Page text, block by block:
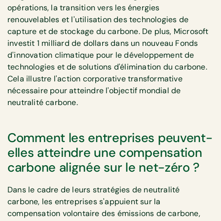
opérations, la transition vers les énergies
renouvelables et l'utilisation des technologies de
capture et de stockage du carbone. De plus, Microsoft
investit 1 milliard de dollars dans un nouveau Fonds
d'innovation climatique pour le développement de
technologies et de solutions d'élimination du carbone.
Cela illustre l'action corporative transformative
nécessaire pour atteindre l'objectif mondial de
neutralité carbone.
Comment les entreprises peuvent-
elles atteindre une compensation
carbone alignée sur le net-zéro ?
Dans le cadre de leurs stratégies de neutralité
carbone, les entreprises s'appuient sur la
compensation volontaire des émissions de carbone,